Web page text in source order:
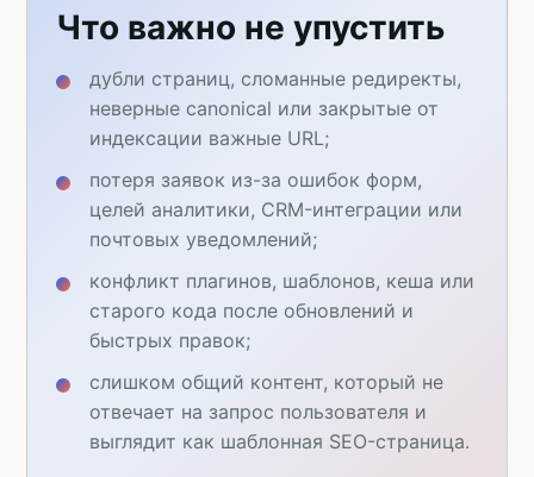
Что важно не упустить
дубли страниц, сломанные редиректы,
неверные canonical или закрытые от
индексации важные URL;
потеря заявок из-за ошибок форм,
целей аналитики, CRM-интеграции или
почтовых уведомлений;
конфликт плагинов, шаблонов, кеша или
старого кода после обновлений и
быстрых правок;
слишком общий контент, который не
отвечает на запрос пользователя и
выглядит как шаблонная SEO-страница.